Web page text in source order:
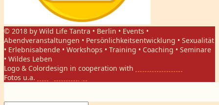
© 2018 by Wild Life Tantra • Berlin • Events •
Abendveranstaltungen • Persönlichkeitsentwicklung • Sexualität
• Erlebnisabende • Workshops • Training • Coaching • Seminare
• Wildes Leben
Logo & Colordesign in cooperation with
Fotos u.a.